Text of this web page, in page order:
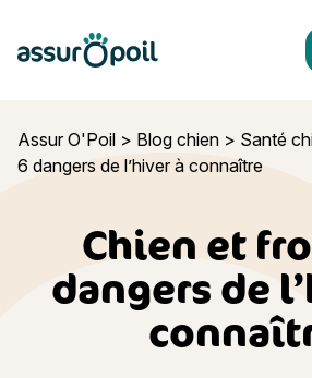
Assur O'Poil
Assur O'Poil > Blog chien > Santé
6 dangers de l’hiver à connaître
Chien et
dangers de